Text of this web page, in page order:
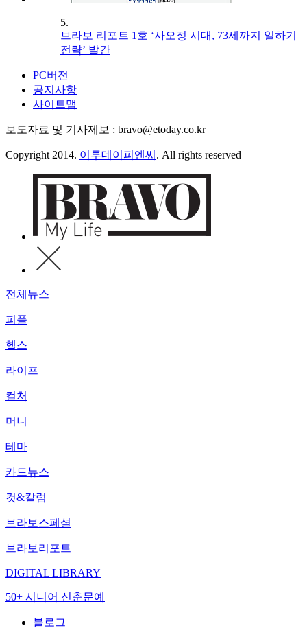
5.
브라보 리포트 1호 ‘사오정 시대, 73세까지 일하기
전략’ 발간
PC버전
공지사항
사이트맵
보도자료 및 기사제보 : bravo@etoday.co.kr
Copyright 2014. 이투데이피엔씨 . All rights reserved
전체뉴스
피플
헬스
라이프
컬처
머니
테마
카드뉴스
컷&칼럼
브라보스페셜
브라보리포트
DIGITAL LIBRARY
50+ 시니어 신춘문예
블로그